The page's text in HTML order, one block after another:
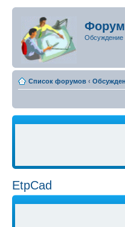
Форум
Обсуждение
Список форумов ‹
EtpCad